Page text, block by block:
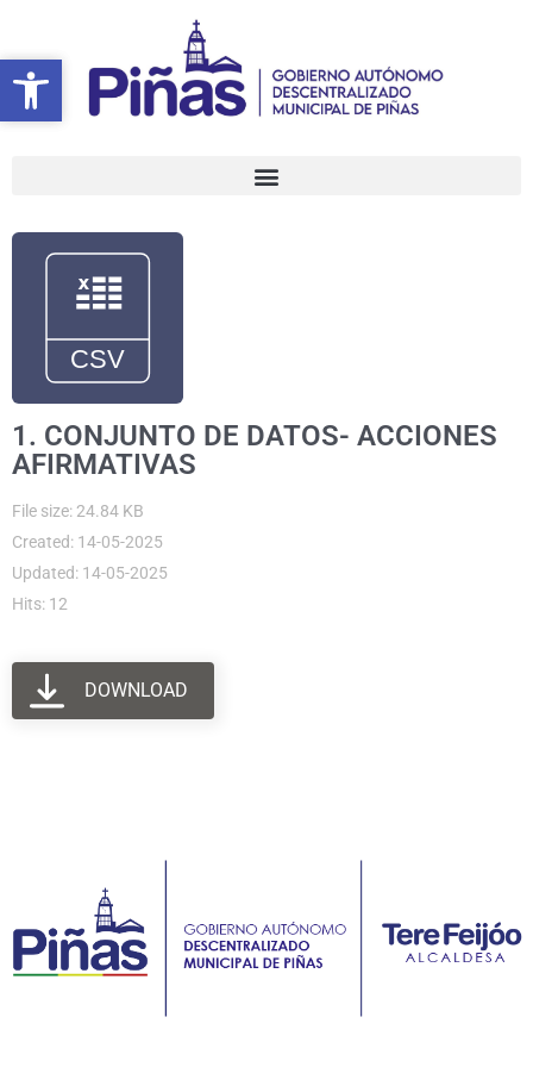
Abrir barra de herramientas
contenido
1. CONJUNTO DE DATOS- ACCIONES
AFIRMATIVAS
File size: 24.84 KB
Created: 14-05-2025
Updated: 14-05-2025
Hits: 12
DOWNLOAD
Abrir barra de herramientas